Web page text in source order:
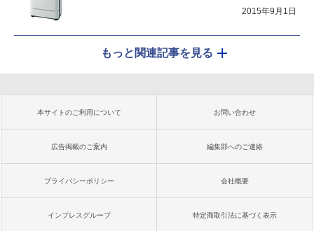
2015年9月1日
もっと関連記事を見る
本サイトのご利用について お問い合わせ
広告掲載のご案内 編集部へのご連絡
プライバシーポリシー 会社概要
インプレスグループ 特定商取引法に基づく表示